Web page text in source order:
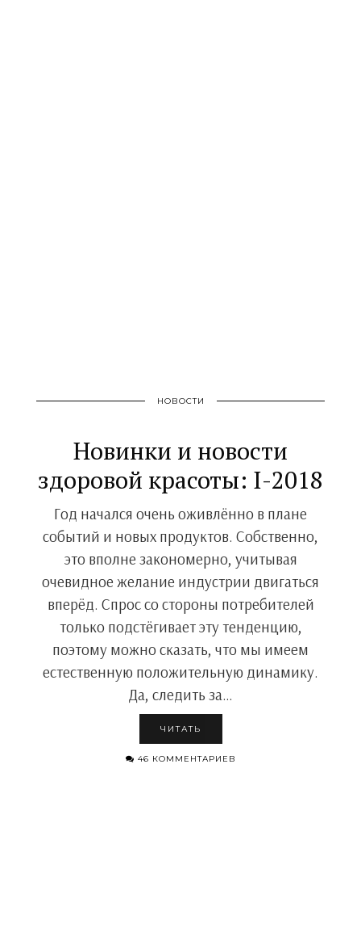
НОВОСТИ
Новинки и новости
здоровой красоты: I-2018
Год начался очень оживлённо в плане
событий и новых продуктов. Собственно,
это вполне закономерно, учитывая
очевидное желание индустрии двигаться
вперёд. Спрос со стороны потребителей
только подстёгивает эту тенденцию,
поэтому можно сказать, что мы имеем
естественную положительную динамику.
Да, следить за…
ЧИТАТЬ
46 КОММЕНТАРИЕВ